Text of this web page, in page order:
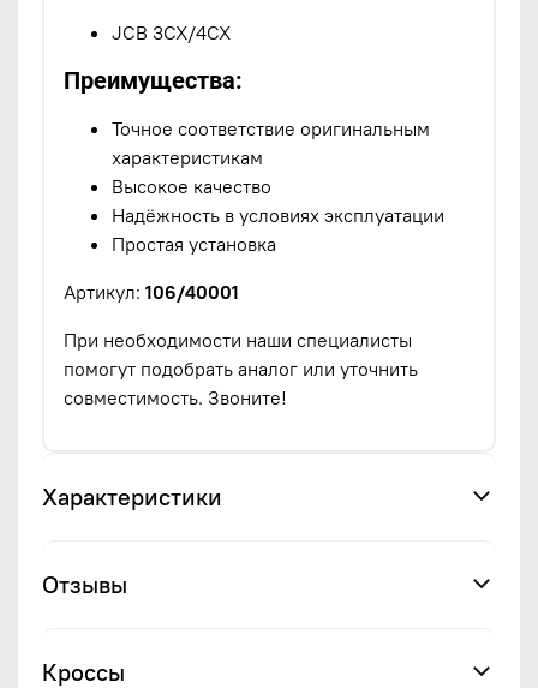
JCB 3CX/4CX
Преимущества:
Точное соответствие оригинальным
характеристикам
Высокое качество
Надёжность в условиях эксплуатации
Простая установка
Артикул: 106/40001
При необходимости наши специалисты
помогут подобрать аналог или уточнить
совместимость. Звоните!
Характеристики
Отзывы
Кроссы